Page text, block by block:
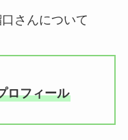
さんについて
ロフィール